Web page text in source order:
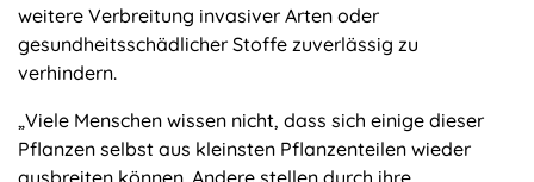
weitere Verbreitung invasiver Arten oder
gesundheitsschädlicher Stoffe zuverlässig zu
verhindern.
„Viele Menschen wissen nicht, dass sich einige dieser
Pflanzen selbst aus kleinsten Pflanzenteilen wieder
ausbreiten können. Andere stellen durch ihre